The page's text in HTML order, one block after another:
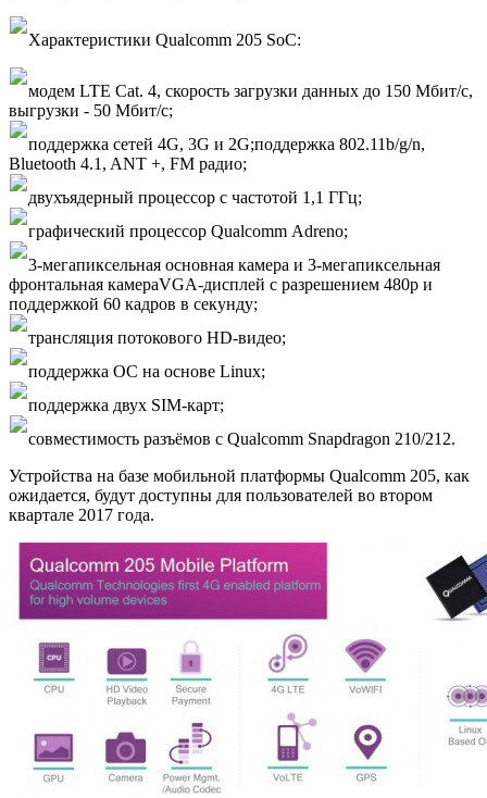
Характеристики Qualcomm 205 SoC:
модем LTE Cat. 4, скорость загрузки данных до 150 Мбит/с,
выгрузки - 50 Мбит/с;
поддержка сетей 4G, 3G и 2G;поддержка 802.11b/g/n,
Bluetooth 4.1, ANT +, FM радио;
двухъядерный процессор с частотой 1,1 ГГц;
графический процессор Qualcomm Adreno;
3-мегапиксельная основная камера и 3-мегапиксельная
фронтальная камераVGA-дисплей с разрешением 480p и
поддержкой 60 кадров в секунду;
трансляция потокового HD-видео;
поддержка ОС на основе Linux;
поддержка двух SIM-карт;
совместимость разъёмов с Qualcomm Snapdragon 210/212.
Устройства на базе мобильной платформы Qualcomm 205, как
ожидается, будут доступны для пользователей во втором
квартале 2017 года.